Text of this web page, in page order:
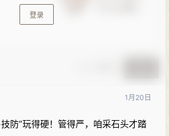
登录
1月20日
防”玩得硬！管得严，咱采石头才踏